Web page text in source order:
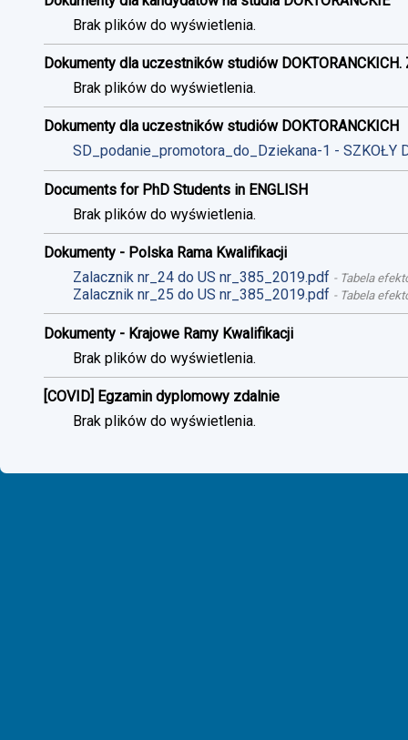
Brak plików do wyświetlenia.
Dokumenty dla uczestników studiów
Brak plików do wyświetlenia.
Dokumenty dla uczestników studiów DOKTORANCKICH
SD_podanie_promotora_do_Dziekana-1 - SZKOŁY
Documents for PhD Students in ENGLISH
Brak plików do wyświetlenia.
Dokumenty - Polska Rama Kwalifikacji
Zalacznik nr_24 do US nr_385_2019.pdf - Tabela
Zalacznik nr_25 do US nr_385_2019.pdf - Tabela
Dokumenty - Krajowe Ramy Kwalifikacji
Brak plików do wyświetlenia.
[COVID] Egzamin dyplomowy zdalnie
Brak plików do wyświetlenia.